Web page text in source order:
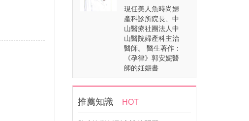
現任美人魚時尚婦
產科診所院長、中
山醫療社團法人中
山醫院婦產科主治
醫師。 醫生著作：
《孕律》郭安妮醫
師的妊娠書
推薦知識 HOT